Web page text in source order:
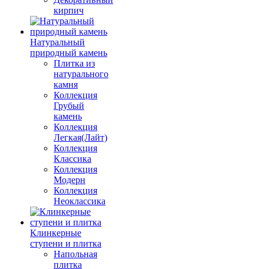
кирпич
Натуральный
природный камень
Плитка из
натурального
камня
Коллекция
Грубый
камень
Коллекция
Легкая(Лайт)
Коллекция
Классика
Коллекция
Модерн
Коллекция
Неоклассика
Клинкерные
ступени и плитка
Напольная
плитка